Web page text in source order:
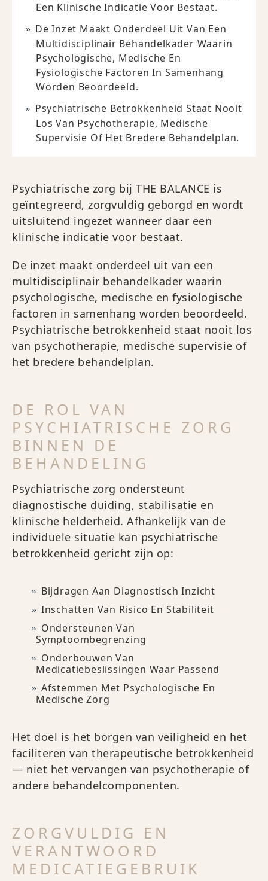
Een Klinische Indicatie Voor Bestaat.
De Inzet Maakt Onderdeel Uit Van Een
Multidisciplinair Behandelkader Waarin
Psychologische, Medische En
Fysiologische Factoren In Samenhang
Worden Beoordeeld.
Psychiatrische Betrokkenheid Staat Nooit
Los Van Psychotherapie, Medische
Supervisie Of Het Bredere Behandelplan.
Psychiatrische zorg bij THE BALANCE is
geïntegreerd, zorgvuldig geborgd en wordt
uitsluitend ingezet wanneer daar een
klinische indicatie voor bestaat.
De inzet maakt onderdeel uit van een
multidisciplinair behandelkader waarin
psychologische, medische en fysiologische
factoren in samenhang worden beoordeeld.
Psychiatrische betrokkenheid staat nooit los
van psychotherapie, medische supervisie of
het bredere behandelplan.
DE ROL VAN
PSYCHIATRISCHE ZORG
BINNEN DE
BEHANDELING
Psychiatrische zorg ondersteunt
diagnostische duiding, stabilisatie en
klinische helderheid. Afhankelijk van de
individuele situatie kan psychiatrische
betrokkenheid gericht zijn op:
Bijdragen Aan Diagnostisch Inzicht
Inschatten Van Risico En Stabiliteit
Ondersteunen Van
Symptoombegrenzing
Onderbouwen Van
Medicatiebeslissingen Waar Passend
Afstemmen Met Psychologische En
Medische Zorg
Het doel is het borgen van veiligheid en het
faciliteren van therapeutische betrokkenheid
— niet het vervangen van psychotherapie of
andere behandelcomponenten.
ZORGVULDIG EN
VERANTWOORD
MEDICATIEGEBRUIK